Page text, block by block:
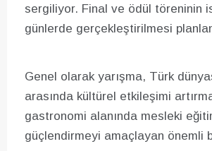
sergiliyor. Final ve ödül töreninin
günlerde gerçekleştirilmesi
Genel olarak yarışma, Türk
arasında kültürel etkileşimi
gastronomi alanında mesleki
güçlendirmeyi amaçlayan önemli